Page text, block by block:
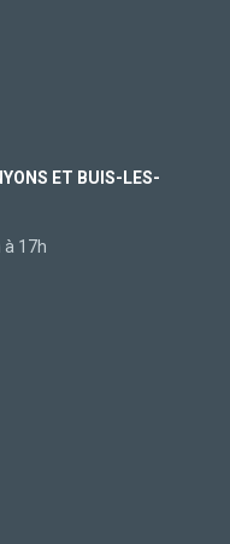
ET BUIS-LES-
à 17h